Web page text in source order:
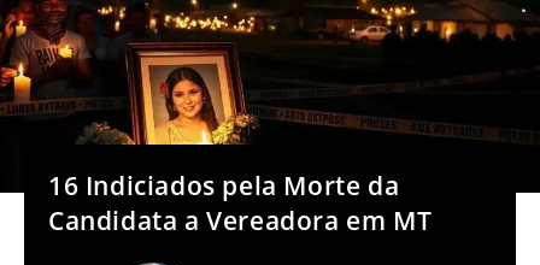
16 Indiciados pela Morte da
Candidata a Vereadora em MT